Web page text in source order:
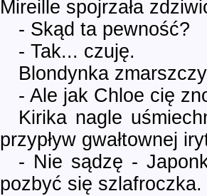
Mireille spojrzała
- Skąd ta pewność?
- Tak... czuję.
Blondynka
- Ale jak Chloe cię
Kirika nagle
przypływ gwałtownej
- Nie sądzę -
pozbyć się